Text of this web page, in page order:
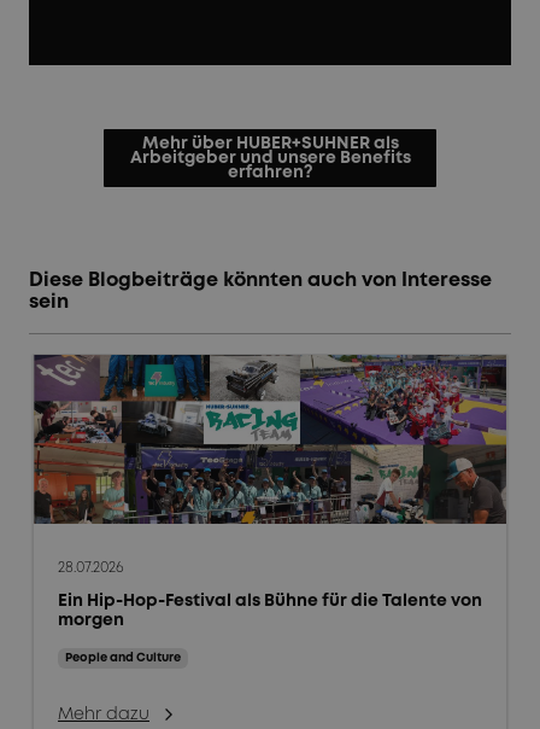
Mehr über HUBER+SUHNER als
Arbeitgeber und unsere Benefits
erfahren?
Diese Blogbeiträge könnten auch von Interesse
sein
28.07.2026
Ein Hip-Hop-Festival als Bühne für die Talente von
morgen
People and Culture
Mehr dazu